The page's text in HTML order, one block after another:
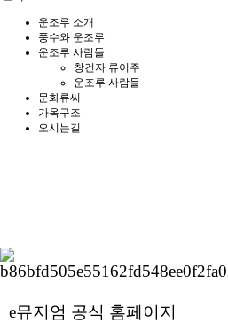
운조루 소개
풍수와 운조루
운조루 사람들
창건자 류이주
운조루 사람들
문화류씨
가옥구조
오시는길
e뮤지엄 공식 홈페이지